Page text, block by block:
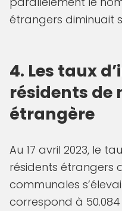
étrangers diminuait
4. Les taux
résidents de
étrangère
Au 17 avril 2023, le
résidents étrangers
communales
correspond à